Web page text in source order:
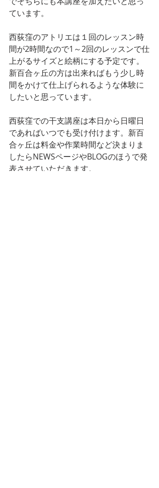
ています。
西荻窪のアトリエは１回のレッスン時
間が2時間なので1～2回のレッスンで仕
上がるサイズと絵柄にする予定です。
新百合ヶ丘の方は出来ればもう少し時
間をかけて仕上げられるような体験に
したいと思っています。
西荻窪での干支講座は本日から日曜日
であればいつでも受け付けます。新百
合ヶ丘は料金や作業時間など決まりま
したらNEWSページやBLOGのほうで発
表させていただきます。